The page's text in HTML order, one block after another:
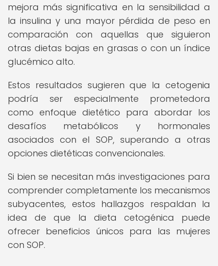
mejora más significativa en la sensibilidad a
la insulina y una mayor pérdida de peso en
comparación con aquellas que siguieron
otras dietas bajas en grasas o con un índice
glucémico alto.
Estos resultados sugieren que la cetogenia
podría ser especialmente prometedora
como enfoque dietético para abordar los
desafíos metabólicos y hormonales
asociados con el SOP, superando a otras
opciones dietéticas convencionales.
Si bien se necesitan más investigaciones para
comprender completamente los mecanismos
subyacentes, estos hallazgos respaldan la
idea de que la dieta cetogénica puede
ofrecer beneficios únicos para las mujeres
con SOP.